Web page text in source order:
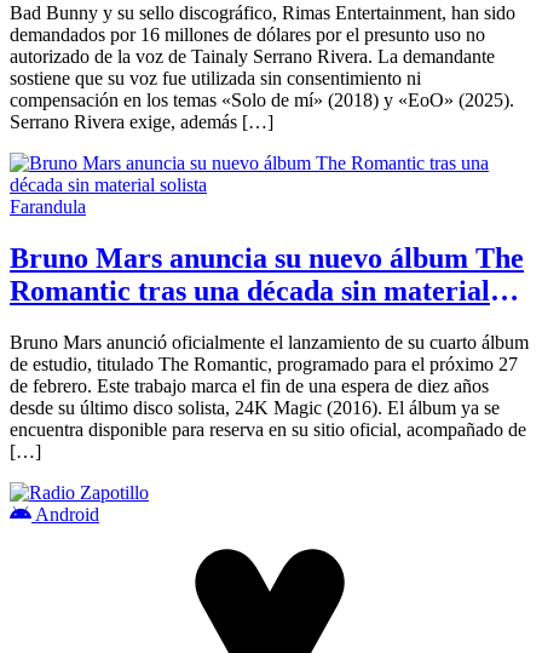
Bad Bunny y su sello discográfico, Rimas Entertainment, han sido
demandados por 16 millones de dólares por el presunto uso no
autorizado de la voz de Tainaly Serrano Rivera. La demandante
sostiene que su voz fue utilizada sin consentimiento ni
compensación en los temas «Solo de mí» (2018) y «EoO» (2025).
Serrano Rivera exige, además […]
Farandula
Bruno Mars anuncia su nuevo álbum The
Romantic tras una década sin material
Bruno Mars anunció oficialmente el lanzamiento de su cuarto álbum
de estudio, titulado The Romantic, programado para el próximo 27
de febrero. Este trabajo marca el fin de una espera de diez años
desde su último disco solista, 24K Magic (2016). El álbum ya se
encuentra disponible para reserva en su sitio oficial, acompañado de
[…]
Android